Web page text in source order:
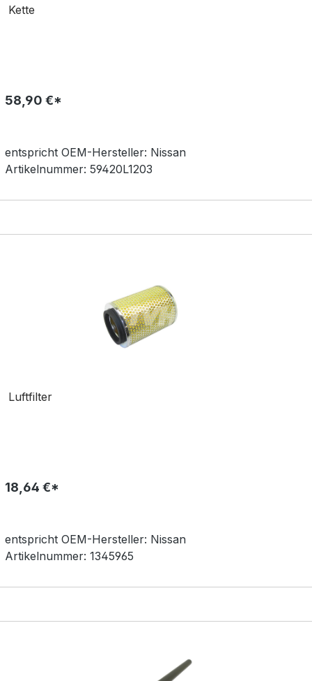
Kette
58,90 €*
entspricht OEM-Hersteller: Nissan
Artikelnummer: 59420L1203
Luftfilter
18,64 €*
entspricht OEM-Hersteller: Nissan
Artikelnummer: 1345965